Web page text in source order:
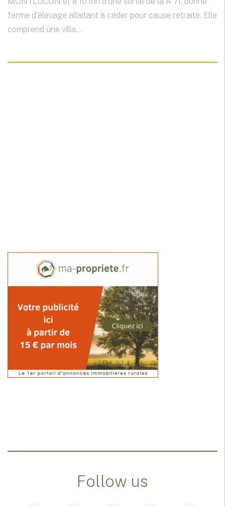
ferme d'élevage allaitant à céder pour cause retraite. Elle
comprend une villa...
Follow us